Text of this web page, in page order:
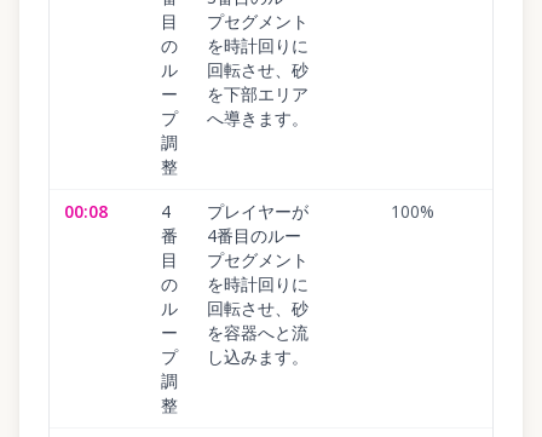
目
の
ル
ー
プ
調
整
プセグメント
を時計回りに
回転させ、砂
を下部エリア
へ導きます。
00:08
4
番
目
の
ル
ー
プ
調
整
プレイヤーが
4番目のルー
プセグメント
を時計回りに
回転させ、砂
を容器へと流
し込みます。
100%